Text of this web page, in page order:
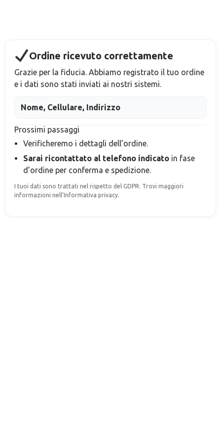
Ordine ricevuto correttamente
Grazie per la fiducia. Abbiamo registrato il tuo ordine
e i dati sono stati inviati ai nostri sistemi.
Nome, Cellulare, Indirizzo
Prossimi passaggi
Verificheremo i dettagli dell’ordine.
Sarai ricontattato al telefono indicato in fase
d’ordine per conferma e spedizione.
I tuoi dati sono trattati nel rispetto del GDPR. Trovi maggiori
informazioni nell’Informativa privacy.